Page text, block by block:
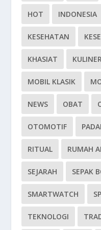
HOT INDONESIA
KESEHATAN
KHASIAT KULINER
MOBIL KLASIK
NEWS OBAT
OTOMOTIF
RITUAL RUMAH
SEJARAH SEPAK
SMARTWATCH
TEKNOLOGI